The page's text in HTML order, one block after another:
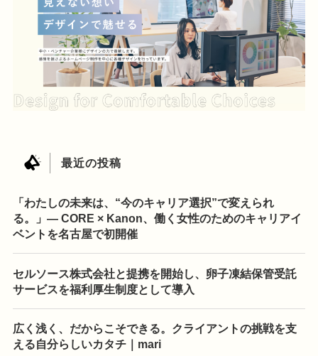
最近の投稿
「わたしの未来は、“今のキャリア選択”で変えられ
る。」— CORE × Kanon、働く女性のためのキャリアイ
ベントを名古屋で初開催
セルソース株式会社と提携を開始し、卵子凍結保管受託
サービスを福利厚生制度として導入
広く浅く、だからこそできる。クライアントの挑戦を支
える自分らしいカタチ｜mari